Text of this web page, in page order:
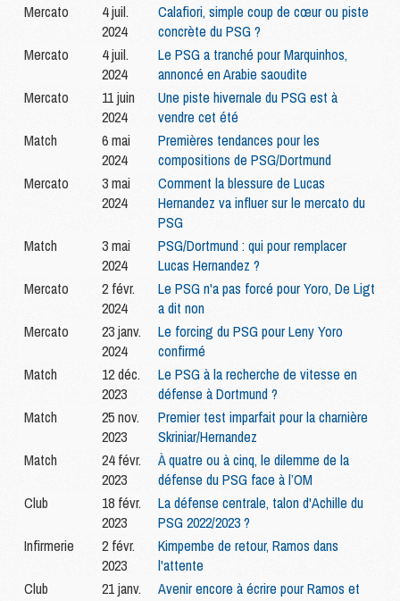
Mercato
4 juil.
2024
Calafiori, simple coup de cœur ou piste
concrète du PSG ?
Mercato
4 juil.
2024
Le PSG a tranché pour Marquinhos,
annoncé en Arabie saoudite
Mercato
11 juin
2024
Une piste hivernale du PSG est à
vendre cet été
Match
6 mai
2024
Premières tendances pour les
compositions de PSG/Dortmund
Mercato
3 mai
2024
Comment la blessure de Lucas
Hernandez va influer sur le mercato du
PSG
Match
3 mai
2024
PSG/Dortmund : qui pour remplacer
Lucas Hernandez ?
Mercato
2 févr.
2024
Le PSG n'a pas forcé pour Yoro, De Ligt
a dit non
Mercato
23 janv.
2024
Le forcing du PSG pour Leny Yoro
confirmé
Match
12 déc.
2023
Le PSG à la recherche de vitesse en
défense à Dortmund ?
Match
25 nov.
2023
Premier test imparfait pour la charnière
Skriniar/Hernandez
Match
24 févr.
2023
À quatre ou à cinq, le dilemme de la
défense du PSG face à l’OM
Club
18 févr.
2023
La défense centrale, talon d'Achille du
PSG 2022/2023 ?
Infirmerie
2 févr.
2023
Kimpembe de retour, Ramos dans
l'attente
Club
21 janv.
Avenir encore à écrire pour Ramos et